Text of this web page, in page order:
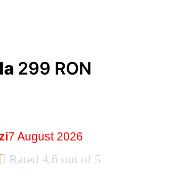
299 RON
7 August 2026
 Rated 4.6 out of 5